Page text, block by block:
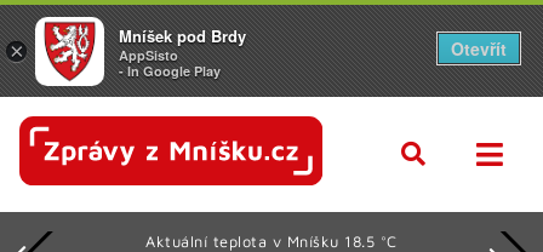
Aktuální teplota v Mníšku 18.5 °C
×
Mníšek pod Brdy
AppSisto
- In Google Play
Otevřít